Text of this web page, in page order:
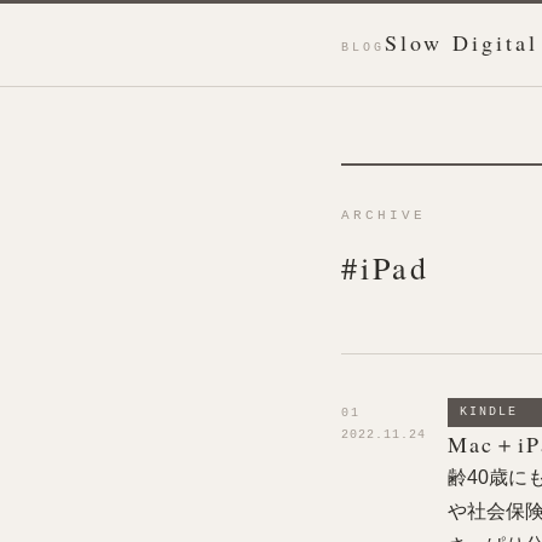
BLOG Slow
ARCHIVE
#iPad
01
2022.11.24
KINDLE
Mac＋
齢40歳に
や社会保